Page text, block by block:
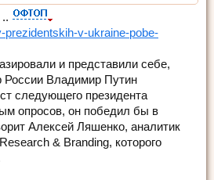
prezidentskih-v-ukraine-pobe-
и представили себе,
России Владимир Путин
следующего президента
опросов, он победил бы в
Алексей Ляшенко, аналитик
& Branding, которого